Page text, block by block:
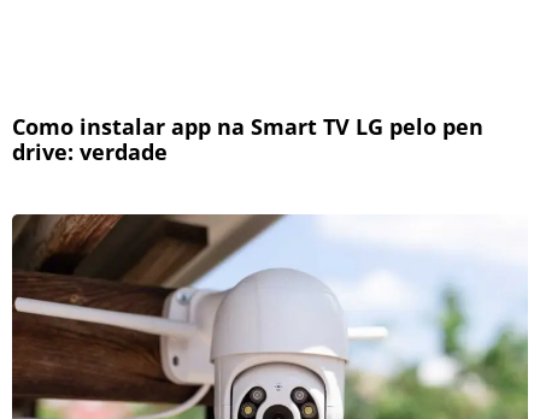
Como instalar app na Smart TV LG pelo pen
drive: verdade